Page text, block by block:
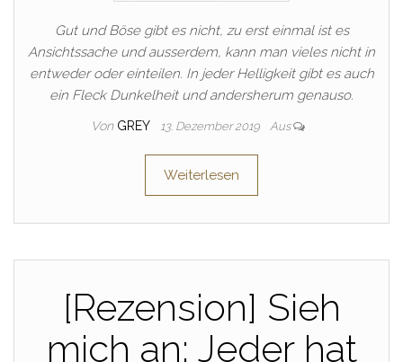
Gut und Böse gibt es nicht, zu erst einmal ist es
Ansichtssache und ausserdem, kann man vieles nicht in
entweder oder einteilen. In jeder Helligkeit gibt es auch
ein Fleck Dunkelheit und andersherum genauso.
Von GREY 13. Dezember 2019 Aus
Weiterlesen
[Rezension] Sieh
mich an: Jeder hat